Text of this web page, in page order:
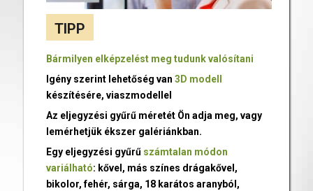
TIPP
Bármilyen elképzelést meg tudunk valósítani
Igény szerint lehetőség van 3D modell
készítésére, viaszmodellel
Az eljegyzési gyűrű méretét Ön adja meg, vagy
lemérhetjük ékszer galériánkban.
Egy eljegyzési gyűrű számtalan módon
variálható: kővel, más színes drágakővel,
bikolor, fehér, sárga, 18 karátos aranyból,